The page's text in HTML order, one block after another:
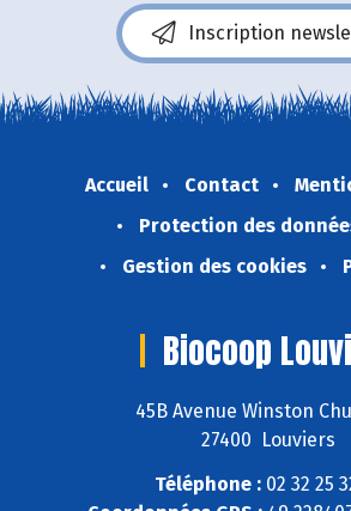
Inscription
Accueil Contact
Protection des
Gestion des cookies
Biocoop
45B Avenue Winston
27400 Louviers
Téléphone :02 32 25